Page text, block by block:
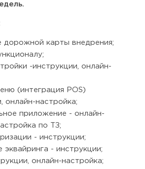
дорожной карты внедрения;
-инструкции, онлайн-
(интеграция POS)
онлайн-настройка;
приложение - онлайн-
по ТЗ;
- инструкции;
эквайринга - инструкции;
онлайн-настройка;